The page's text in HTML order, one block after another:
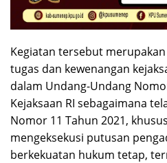
Kegiatan tersebut
tugas dan kewenangan
dalam Undang-Undang
Kejaksaan RI sebagaimana
Nomor 11 Tahun 2021,
mengeksekusi putusan
berkekuatan hukum tetap,